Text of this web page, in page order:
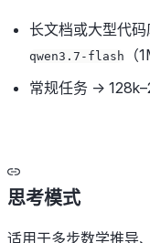
长文档或大型代
qwen3.7-flash
（
常规任务 →
思考模式
适用于多步数学推导